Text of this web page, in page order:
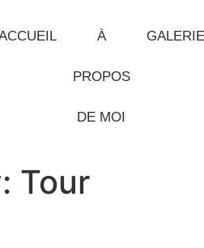
À
PROPOS
DE MOI
GALERIE
Tour